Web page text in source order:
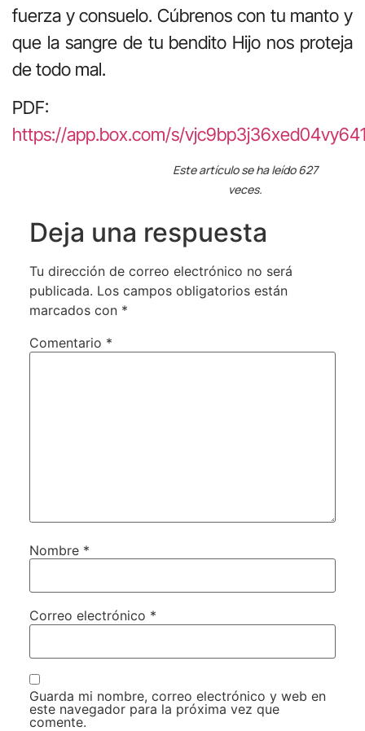
fuerza y consuelo. Cúbrenos con tu manto y
que la sangre de tu bendito Hijo nos proteja
de todo mal.
PDF:
https://app.box.com/s/
Este artículo se ha leído 627
veces.
Deja una respuesta
Tu dirección de correo electrónico no será
publicada. Los campos obligatorios están
marcados con *
Comentario *
Nombre *
Correo electrónico *
Guarda mi nombre, correo electrónico y web en
este navegador para la próxima vez que
comente.